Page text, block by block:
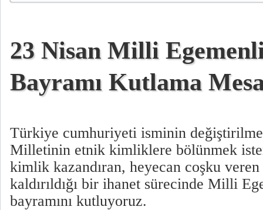
23 Nisan Milli
Bayramı Kutlama
Türkiye cumhuriyeti isminin
Milletinin etnik kimliklere bölünmek
kimlik kazandıran, heyecan coşku
kaldırıldığı bir ihanet sürecinde Milli
bayramını kutluyoruz.